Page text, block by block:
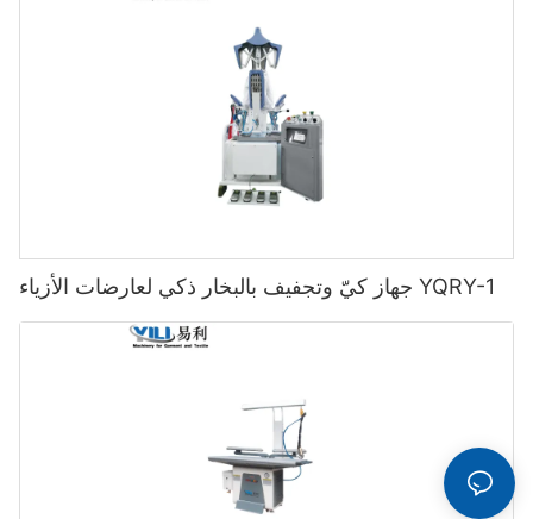
جهاز كيّ وتجفيف بالبخار ذكي لعارضات الأزياء YQRY-1